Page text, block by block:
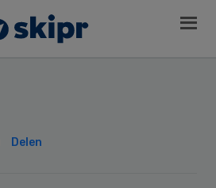
Delen